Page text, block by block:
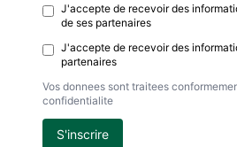
J'accepte de recevoir des
de ses partenaires
J'accepte de recevoir des
partenaires
Vos donnees sont traitees
confidentialite
S'inscrire